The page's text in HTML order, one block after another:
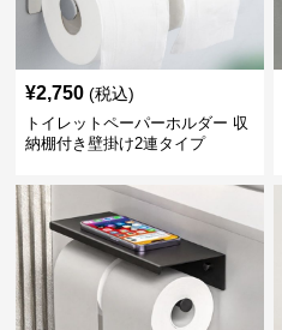
¥2,750 (税込)
トイレットペーパーホルダー 収
納棚付き壁掛け2連タイプ